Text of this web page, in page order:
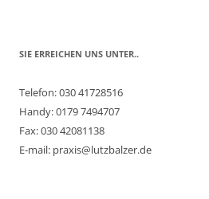
SIE ERREICHEN UNS UNTER..
Telefon: 030 41728516
Handy: 0179 7494707
Fax: 030 42081138
E-mail: praxis@lutzbalzer.de